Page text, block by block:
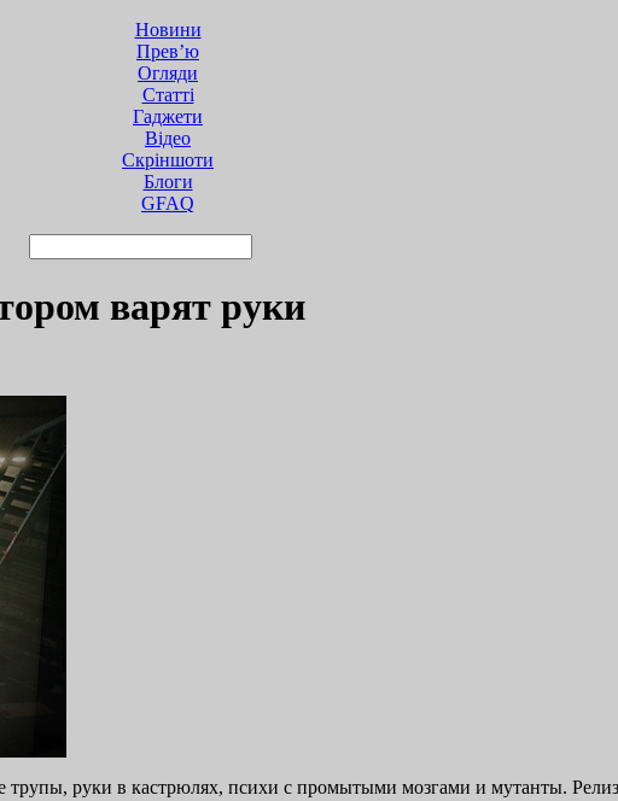
Новини
Прев’ю
Огляди
Статті
Гаджети
Відео
Cкріншоти
Блоги
GFAQ
варят руки
руки в кастрюлях, психи с промытыми мозгами и мутанты. Релиз